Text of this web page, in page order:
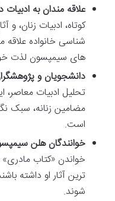
علاقه مندان به ادبیات
کوتاه، ادبیات زنان،
شناسی خانواده
های سیمپسون لذت
دانشجویان و
تحلیل ادبیات معاصر،
مضامین زنانه، سبک
است.
خوانندگان هلن
خواندن «کتاب
ترین آثار او داشته
شوند.